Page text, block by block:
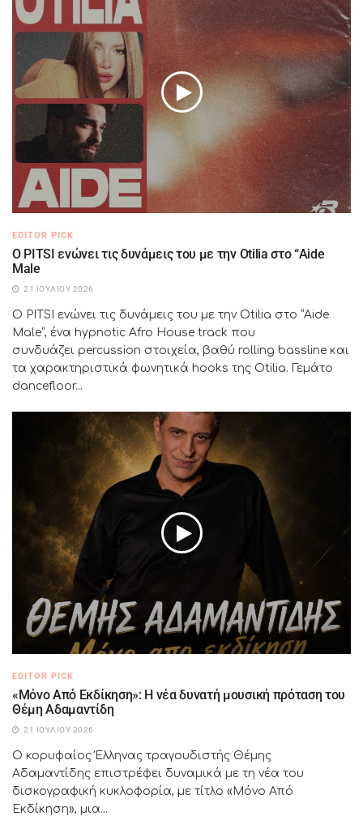
EDITOR PICK
Ο PITSI ενώνει τις δυνάμεις του με την Otilia στο “Aide
Male
21 ΙΟΥΛΊΟΥ 2026
Ο PITSI ενώνει τις δυνάμεις του με την Otilia στο “Aide
Male”, ένα hypnotic Afro House track που
συνδυάζει percussion στοιχεία, βαθύ rolling bassline και
τα χαρακτηριστικά φωνητικά hooks της Otilia. Γεμάτο
dancefloor...
EDITOR PICK
«Μόνο Από Εκδίκηση»: Η νέα δυνατή μουσική πρόταση του
Θέμη Αδαμαντίδη
21 ΙΟΥΛΊΟΥ 2026
Ο κορυφαίος Έλληνας τραγουδιστής Θέμης
Αδαμαντίδης επιστρέφει δυναμικά με τη νέα του
δισκογραφική κυκλοφορία, με τίτλο «Μόνο Από
Εκδίκηση», μια...